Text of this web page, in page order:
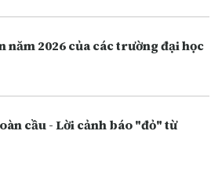
năm 2026 của các trường đại học
cầu - Lời cảnh báo "đỏ" từ